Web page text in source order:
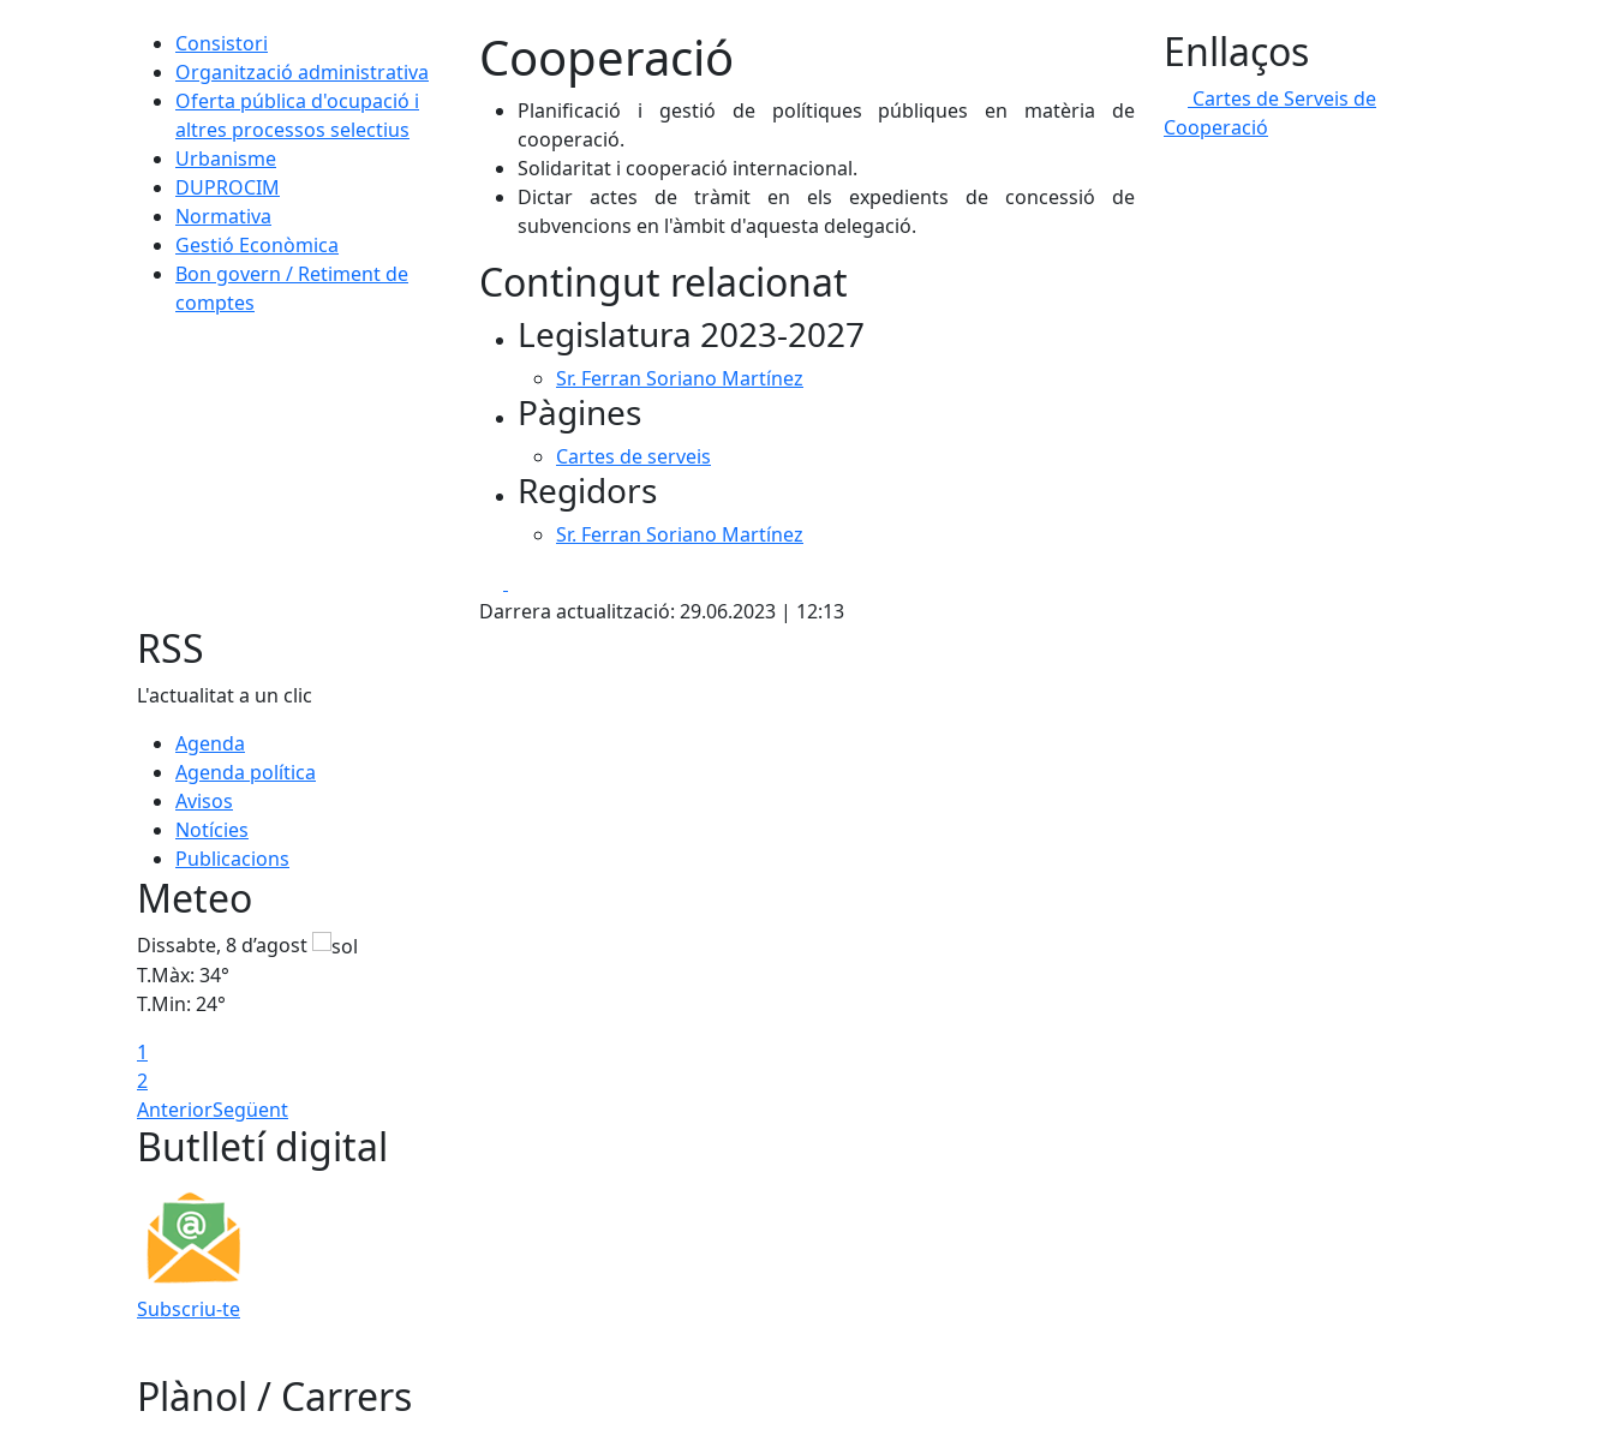
Consistori
Organització administrativa
Oferta pública d'ocupació i
altres processos selectius
Urbanisme
DUPROCIM
Normativa
Gestió Econòmica
Bon govern / Retiment de
comptes
Cooperació
Planificació i gestió de polítiques públiques en matèria de
cooperació.
Solidaritat i cooperació internacional.
Dictar actes de tràmit en els expedients de concessió de
subvencions en l'àmbit d'aquesta delegació.
Contingut relacionat
Legislatura 2023-2027
Sr. Ferran Soriano Martínez
Pàgines
Cartes de serveis
Regidors
Sr. Ferran Soriano Martínez
Darrera actualització: 29.06.2023 | 12:13
Enllaços
Cartes de Serveis de
Cooperació
RSS
L'actualitat a un clic
Agenda
Agenda política
Avisos
Notícies
Publicacions
Meteo
Dissabte, 8 d’agost
T.Màx: 34°
T.Min: 24°
1
2
AnteriorSegüent
Butlletí digital
Subscriu-te
Plànol / Carrers